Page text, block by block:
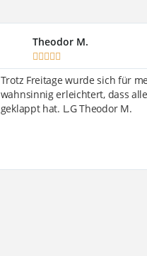
Theodor M.
    
Trotz Freitage wurde sich für
wahnsinnig erleichtert, dass
geklappt hat. L.G Theodor M.